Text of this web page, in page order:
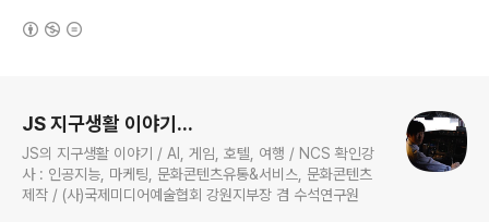
JS 지구생활 이야기...
JS의 지구생활 이야기 / AI, 게임, 호텔, 여행 / NCS 확인강
사 : 인공지능, 마케팅, 문화콘텐츠유통&서비스, 문화콘텐츠
제작 / (사)국제미디어예술협회 강원지부장 겸 수석연구원